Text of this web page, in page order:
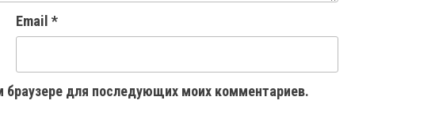
Email *
для последующих моих комментариев.